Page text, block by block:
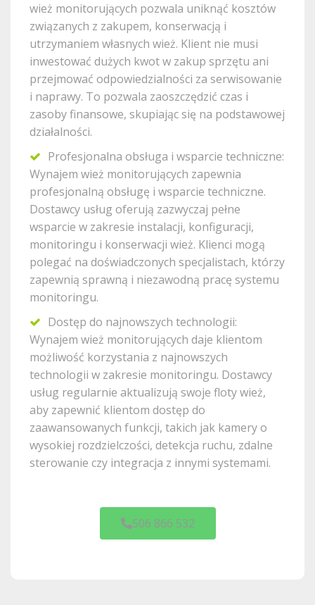
wież monitorujących pozwala uniknąć kosztów
związanych z zakupem, konserwacją i
utrzymaniem własnych wież. Klient nie musi
inwestować dużych kwot w zakup sprzętu ani
przejmować odpowiedzialności za serwisowanie
i naprawy. To pozwala zaoszczędzić czas i
zasoby finansowe, skupiając się na podstawowej
działalności.
Profesjonalna obsługa i wsparcie techniczne:
Wynajem wież monitorujących zapewnia
profesjonalną obsługę i wsparcie techniczne.
Dostawcy usług oferują zazwyczaj pełne
wsparcie w zakresie instalacji, konfiguracji,
monitoringu i konserwacji wież. Klienci mogą
polegać na doświadczonych specjalistach, którzy
zapewnią sprawną i niezawodną pracę systemu
monitoringu.
Dostęp do najnowszych technologii:
Wynajem wież monitorujących daje klientom
możliwość korzystania z najnowszych
technologii w zakresie monitoringu. Dostawcy
usług regularnie aktualizują swoje floty wież,
aby zapewnić klientom dostęp do
zaawansowanych funkcji, takich jak kamery o
wysokiej rozdzielczości, detekcja ruchu, zdalne
sterowanie czy integracja z innymi systemami.
506 866 532